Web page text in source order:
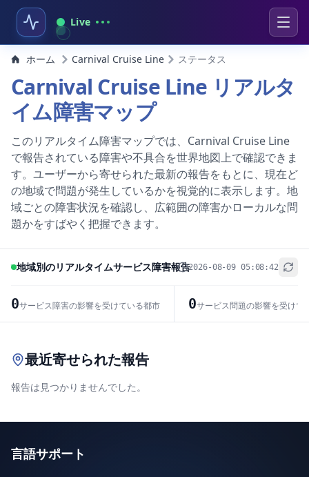
Live
ホーム Carnival Cruise Line ステータス
Carnival Cruise Line リアルタ
イム障害マップ
このリアルタイム障害マップでは、Carnival Cruise Line
で報告されている障害や不具合を世界地図上で確認できま
す。ユーザーから寄せられた最新の報告をもとに、現在ど
の地域で問題が発生しているかを視覚的に表示します。地
域ごとの障害状況を確認し、広範囲の障害かローカルな問
題かをすばやく把握できます。
地域別のリアルタイムサービス障害報告2026-08-09 05:08:42
0サービス障害の影響を受けている都市 0サービス問題の影響を受けて
+
最近寄せられた報告
報告は見つかりませんでした。
言語サポート